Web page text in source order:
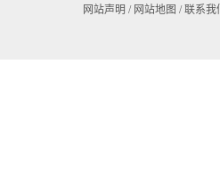
网站声明 / 网站地图 / 联系我